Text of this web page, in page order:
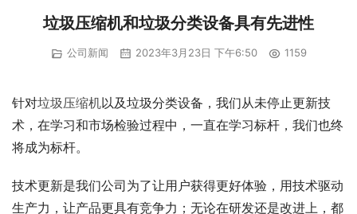
垃圾压缩机和垃圾分类设备具有先进性
公司新闻 2023年3月23日 下午6:50 1159
针对垃圾压缩机以及垃圾分类设备，我们从未停止更新技
术，在学习和市场检验过程中，一直在学习标杆，我们也终
将成为标杆。
技术更新是我们公司为了让用户获得更好体验，用技术驱动
生产力，让产品更具有竞争力；无论在研发还是改进上，都